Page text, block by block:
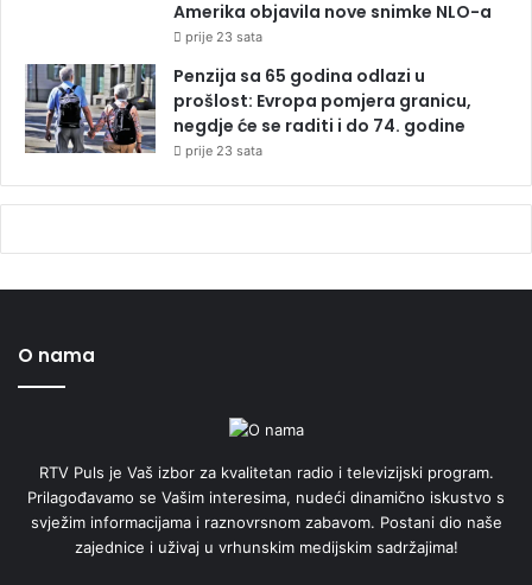
Amerika objavila nove snimke NLO-a
prije 23 sata
Penzija sa 65 godina odlazi u
prošlost: Evropa pomjera granicu,
negdje će se raditi i do 74. godine
prije 23 sata
O nama
RTV Puls je Vaš izbor za kvalitetan radio i televizijski program.
Prilagođavamo se Vašim interesima, nudeći dinamično iskustvo s
svježim informacijama i raznovrsnom zabavom. Postani dio naše
zajednice i uživaj u vrhunskim medijskim sadržajima!